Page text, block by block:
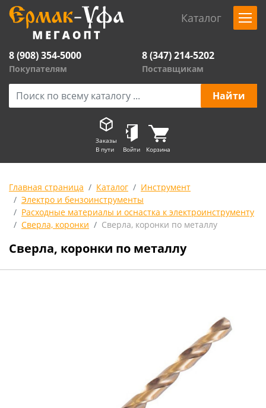
Каталог
8 (908) 354-5000
Покупателям
8 (347) 214-5202
Поставщикам
Заказы
В пути
Войти Корзина
Главная страница Каталог
Инструмент
Электро и бензоинструменты
Расходные материалы и оснастка к электроинструменту
Сверла, коронки
Сверла, коронки по металлу
Сверла, коронки по металлу